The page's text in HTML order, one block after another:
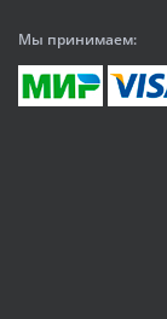
Мы принимаем: